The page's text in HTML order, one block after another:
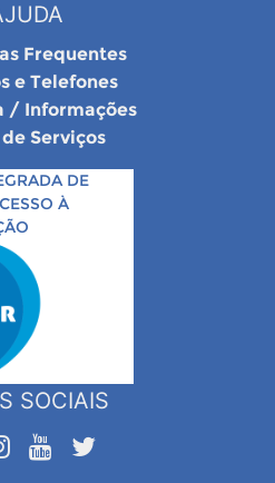
Frequentes
e Telefones
/ Informações
Serviços
DE
À
SOCIAIS